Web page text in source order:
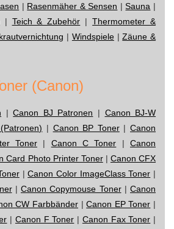
| Rasenmäher & Sensen |Sauna |
| Teich & Zubehör |Thermometer &
| Windspiele|Zäune &
(Canon)
|Canon BJ Patronen | Canon BJ-W
| Canon BP Toner|Canon
Toner | Canon C Toner |Canon
Card Photo Printer Toner| Canon CFX
|Canon Color ImageClass Toner |
| Canon Copymouse Toner| Canon
CW Farbbänder |Canon EP Toner |
| Canon F Toner | Canon Fax Toner |